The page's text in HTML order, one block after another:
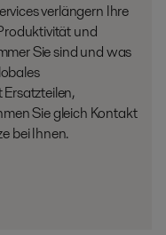
verlängern Ihre
und
Sie sind und was
Sie gleich Kontakt
bei Ihnen.